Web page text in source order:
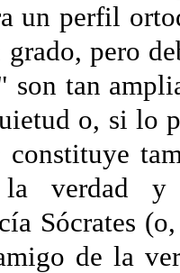
un perfil
pero
son tan
o, si lo
verdad y
Sócrates
de la